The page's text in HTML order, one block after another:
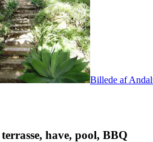
Billede af
have, pool, BBQ